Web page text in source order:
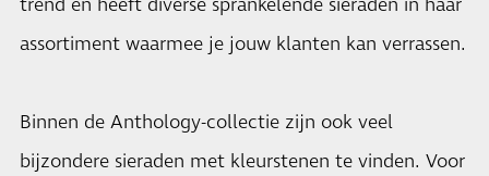
trend en heeft diverse sprankelende sieraden in haar
assortiment waarmee je jouw klanten kan verrassen.
Binnen de Anthology-collectie zijn ook veel
bijzondere sieraden met kleurstenen te vinden. Voor